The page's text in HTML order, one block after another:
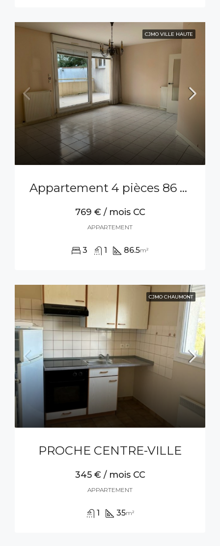
CJMO VILLE HAUTE
Appartement 4 pièces 86 m²
769 € / mois CC
APPARTEMENT
3 1 86.5m²
CJMO CHAUMONT
PROCHE CENTRE-VILLE
345 € / mois CC
APPARTEMENT
1 35m²